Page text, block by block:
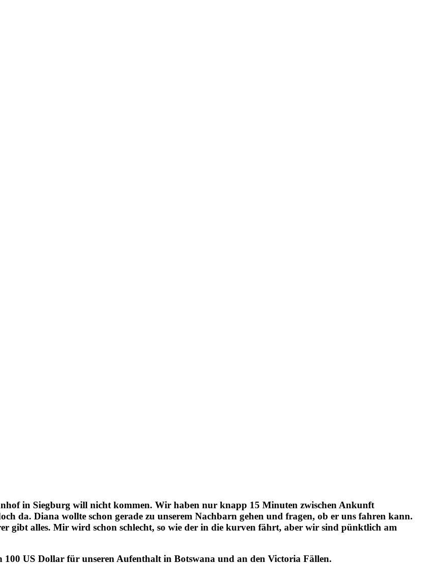
in Siegburg will nicht kommen. Wir haben nur knapp 15 Minuten zwischen Ankunft
da. Diana wollte schon gerade zu unserem Nachbarn gehen und fragen, ob er uns fahren kann.
gibt alles. Mir wird schon schlecht, so wie der in die kurven fährt, aber wir sind pünktlich am
US Dollar für unseren Aufenthalt in Botswana und an den Victoria Fällen.